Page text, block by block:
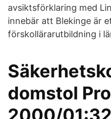
avsiktsförklaring med
innebär att Blekinge är
förskollärarutbildning i
domstol